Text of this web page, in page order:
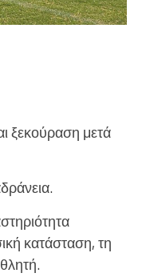
ξεκούραση μετά
κατάσταση, τη